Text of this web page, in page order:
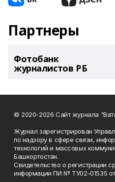
Партнеры
Фотобанк
журналистов РБ
© 2020-2026 Сайт журнала
Журнал зарегистрирован
по надзору в сфере связи,
технологий и массовых
Башкортостан.
Свидетельство о регистрации
информации ПИ № ТУ02-01535 от